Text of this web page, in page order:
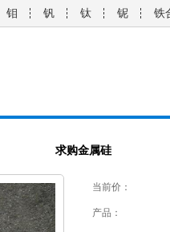
钼 钒 钛 铌 铁
求购金属硅
当前价：
产品：